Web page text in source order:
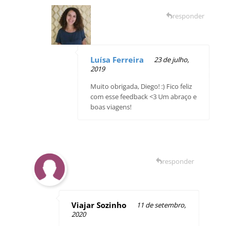
Luísa Ferreira
23 de julho,
2019
Muito obrigada, Diego! :) Fico feliz
com esse feedback <3 Um abraço e
boas viagens!
responder
Viajar Sozinho
11 de setembro,
2020
responder